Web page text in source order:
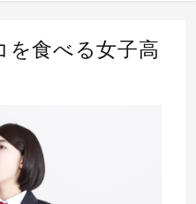
を食べる女子高